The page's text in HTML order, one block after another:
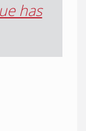
has